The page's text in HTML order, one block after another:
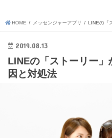
HOME メッセンジャーアプリ LINEの「
2019.08.13
LINEの「ストーリー
因と対処法